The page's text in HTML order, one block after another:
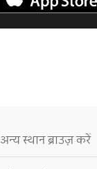
अन्य स्थान ब्राउज़ करें